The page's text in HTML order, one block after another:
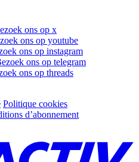
ons op x
ons op youtube
ons op instagram
ons op telegram
ons op threads
Politique cookies
d’abonnement